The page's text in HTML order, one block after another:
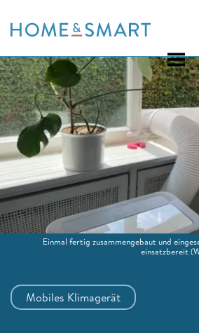
to
Mobiles Klimagerät
Einmal fertig zusammengebaut und
einsatzbereit